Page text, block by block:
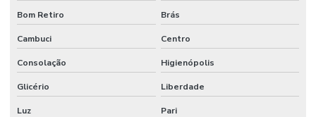
Etiquetas Adesivas Para Caixas
Etiquetas Adesivas Para Embalagens
Etiquetas Adesivas Para Impressora
Etiquetas Adesivas Para Móveis
Bom Retiro Brás
Cambuci Centro
Consolação Higienópolis
Glicério Liberdade
Luz Pari